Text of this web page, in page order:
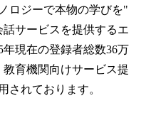
ロジーで本物の学びを"
サービスを提供するエ
年現在の登録者総数36万
育機関向けサービス提
されております。